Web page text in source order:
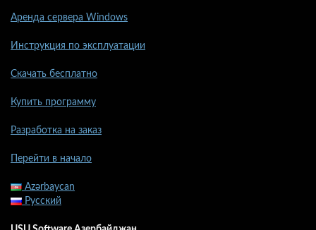
Аренда сервера Windows
Инструкция по эксплуатации
Скачать бесплатно
Купить программу
Разработка на заказ
Перейти в начало
Azərbaycan
Русский